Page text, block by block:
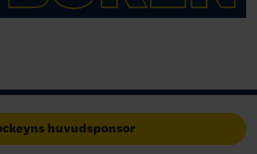
huvudsponsor